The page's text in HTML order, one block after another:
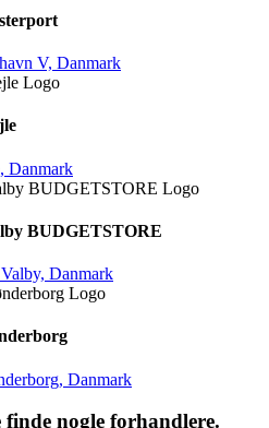
V, Danmark
Danmark
BUDGETSTORE
Danmark
Danmark
nogle forhandlere.